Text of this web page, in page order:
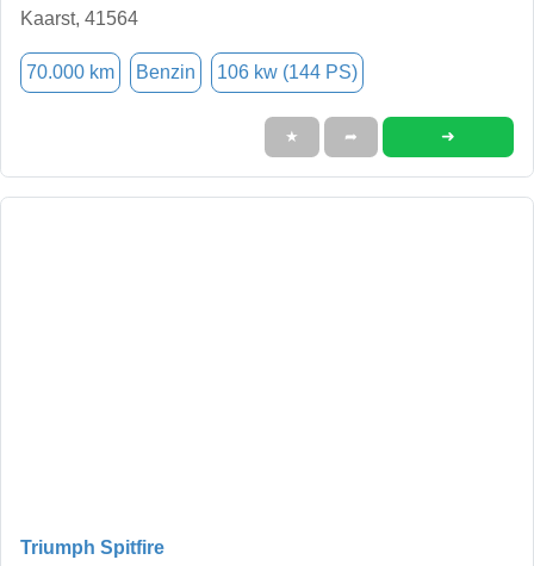
Kaarst, 41564
70.000 km Benzin 106 kw (144 PS)
★ ➦ ➜
Triumph Spitfire